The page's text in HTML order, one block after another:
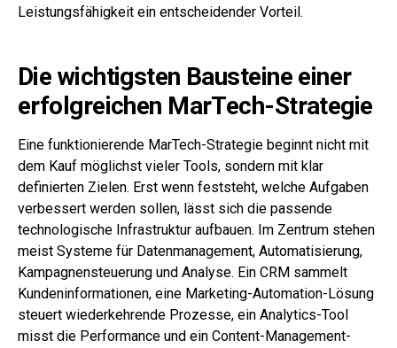
Leistungsfähigkeit ein entscheidender Vorteil.
Die wichtigsten Bausteine einer
erfolgreichen MarTech-Strategie
Eine funktionierende MarTech-Strategie beginnt nicht mit
dem Kauf möglichst vieler Tools, sondern mit klar
definierten Zielen. Erst wenn feststeht, welche Aufgaben
verbessert werden sollen, lässt sich die passende
technologische Infrastruktur aufbauen. Im Zentrum stehen
meist Systeme für Datenmanagement, Automatisierung,
Kampagnensteuerung und Analyse. Ein CRM sammelt
Kundeninformationen, eine Marketing-Automation-Lösung
steuert wiederkehrende Prozesse, ein Analytics-Tool
misst die Performance und ein Content-Management-